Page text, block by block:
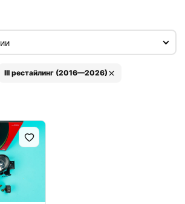
III рестайлинг (2016—2026)